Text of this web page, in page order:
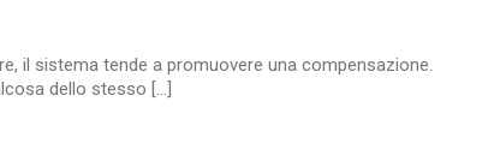
il sistema tende a promuovere una compensazione.
dello stesso [...]